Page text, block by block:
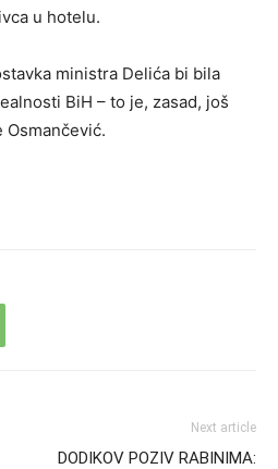
u hotelu.
ministra Delića bi bila
BiH – to je, zasad, još
Next article
DODIKOV POZIV RABINIMA: